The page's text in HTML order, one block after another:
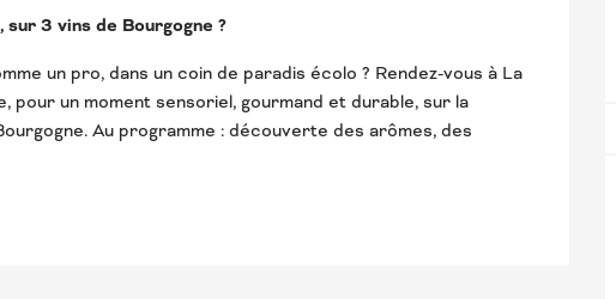
3 vins de Bourgogne ?
un pro, dans un coin de paradis écolo ? Rendez-vous à La
pour un moment sensoriel, gourmand et durable, sur la
Au programme : découverte des arômes, des